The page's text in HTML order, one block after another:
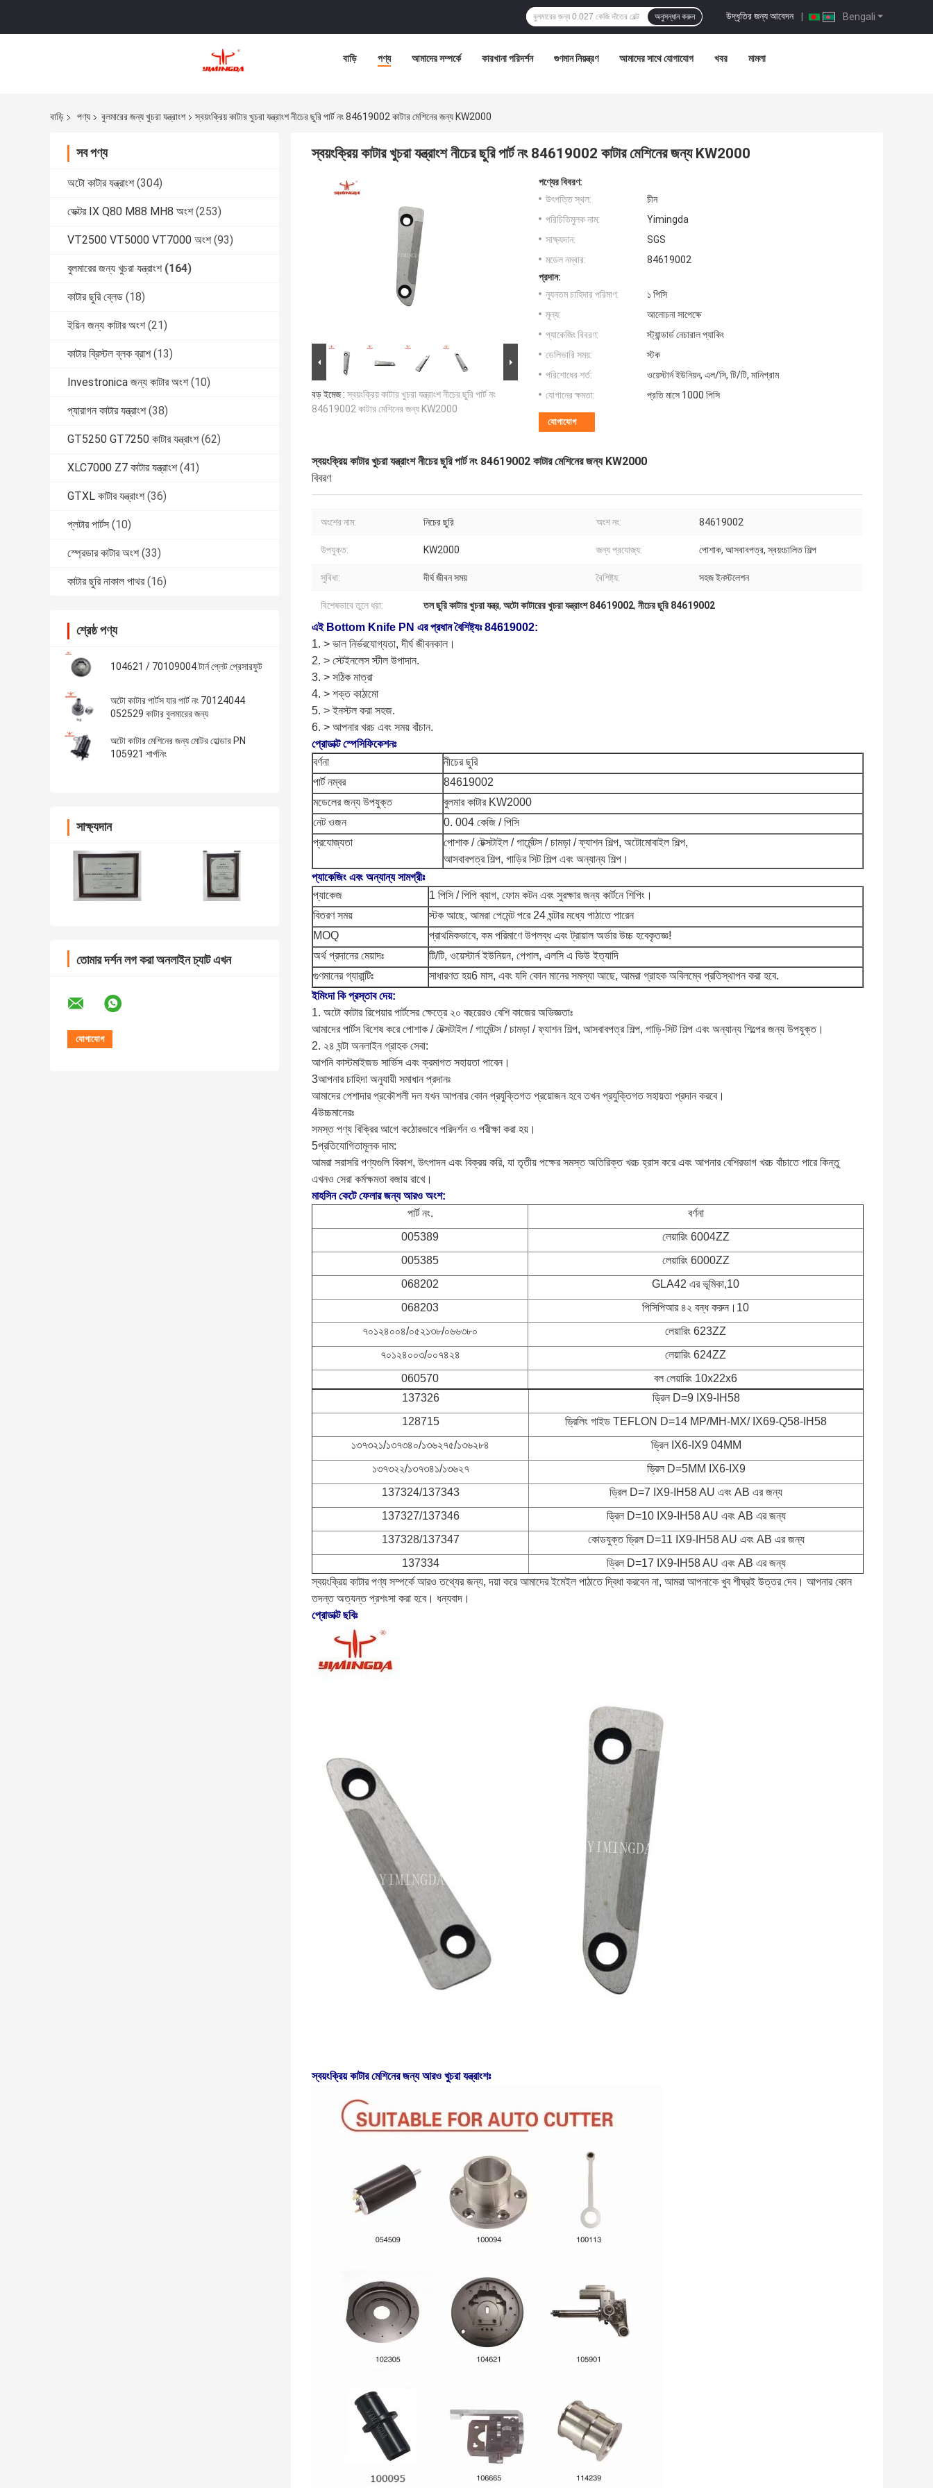
Bengali
উদ্ধৃতির জন্য আবেদন |
অনুসন্ধান করুন
বাড়ি পণ্য আমাদের সম্পর্কে কারখানা পরিদর্শন গুণমান নিয়ন্ত্রণ আমাদের সাথে যোগাযোগ খবর মামলা
বাড়ি পণ্য বুলমারের জন্য খুচরা যন্ত্রাংশ স্বয়ংক্রিয় কাটার খুচরা যন্ত্রাংশ নীচের ছুরি পার্ট নং 84619002 কাটার মেশিনের জন্য KW2000
সব পণ্য
অটো কাটার যন্ত্রাংশ (304)
ভেক্টর IX Q80 M88 MH8 অংশ (253)
VT2500 VT5000 VT7000 অংশ (93)
বুলমারের জন্য খুচরা যন্ত্রাংশ (164)
কাটার ছুরি ব্লেড (18)
ইয়িন জন্য কাটার অংশ (21)
কাটার ব্রিস্টল ব্লক ব্রাশ (13)
Investronica জন্য কাটার অংশ (10)
প্যারাগন কাটার যন্ত্রাংশ (38)
GT5250 GT7250 কাটার যন্ত্রাংশ (62)
XLC7000 Z7 কাটার যন্ত্রাংশ (41)
GTXL কাটার যন্ত্রাংশ (36)
প্লটার পার্টস (10)
স্প্রেডার কাটার অংশ (33)
কাটার ছুরি নাকাল পাথর (16)
শ্রেষ্ঠ পণ্য
104621 / 70109004 টার্ন প্লেট প্রেসারফুট
অটো কাটার পার্টস যার পার্ট নং 70124044
052529 কাটার বুলমারের জন্য
অটো কাটার মেশিনের জন্য মোটর হোল্ডার PN
105921 শার্পনিং
সাক্ষ্যদান
তোমার দর্শন লগ করা অনলাইন চ্যাট এখন
স্বয়ংক্রিয় কাটার খুচরা যন্ত্রাংশ নীচের ছুরি পার্ট নং 84619002 কাটার মেশিনের জন্য KW2000
বড় ইমেজ : স্বয়ংক্রিয় কাটার খুচরা যন্ত্রাংশ নীচের ছুরি পার্ট নং
84619002 কাটার মেশিনের জন্য KW2000
পণ্যের বিবরণ:
উৎপত্তি স্থল:
চীন
পরিচিতিমুলক নাম:
Yimingda
সাক্ষ্যদান:
SGS
মডেল নম্বার:
84619002
প্রদান:
ন্যূনতম চাহিদার পরিমাণ:
১ পিসি
মূল্য:
আলোচনা সাপেক্ষে
প্যাকেজিং বিবরণ:
স্ট্যান্ডার্ড নেচারাল প্যাকিং
ডেলিভারি সময়:
স্টক
পরিশোধের শর্ত:
ওয়েস্টার্ন ইউনিয়ন, এল/সি, টি/টি, মানিগ্রাম
যোগানের ক্ষমতা:
প্রতি মাসে 1000 পিসি
যোগাযোগ
স্বয়ংক্রিয় কাটার খুচরা যন্ত্রাংশ নীচের ছুরি পার্ট নং 84619002 কাটার মেশিনের জন্য KW2000
বিবরণ
অংশের নাম: নিচের ছুরি অংশ নং: 84619002
উপযুক্ত: KW2000 জন্য প্রযোজ্য: পোশাক, আসবাবপত্র, স্বয়ংচালিত শিল্প
সুবিধা: দীর্ঘ জীবন সময় বৈশিষ্ট্য: সহজ ইনস্টলেশন
বিশেষভাবে তুলে ধরা: তল ছুরি কাটার খুচরা যন্ত্র, অটো কাটারের খুচরা যন্ত্রাংশ 84619002, নীচের ছুরি 84619002
এই Bottom Knife PN এর প্রধান বৈশিষ্ট্যঃ 84619002:
1. > ভাল নির্ভরযোগ্যতা, দীর্ঘ জীবনকাল।
2. > স্টেইনলেস স্টীল উপাদান.
3. > সঠিক মাত্রা
4. > শক্ত কাঠামো
5. > ইনস্টল করা সহজ.
6. > আপনার খরচ এবং সময় বাঁচান.
প্রোডাক্ট স্পেসিফিকেশনঃ
বর্ণনা
নীচের ছুরি
পার্ট নম্বর
84619002
মডেলের জন্য উপযুক্ত
বুলমার কাটার KW2000
নেট ওজন
0. 004 কেজি / পিসি
প্রযোজ্যতা
পোশাক / টেক্সটাইল / গার্মেন্টস / চামড়া / ফ্যাশন শিল্প, অটোমোবাইল শিল্প,
আসবাবপত্র শিল্প, গাড়ির সিট শিল্প এবং অন্যান্য শিল্প।
প্যাকেজিং এবং অন্যান্য সামগ্রীঃ
প্যাকেজ
1 পিসি / পিপি ব্যাগ, ফোম কটন এবং সুরক্ষার জন্য কার্টনে শিপিং।
বিতরণ সময়
স্টক আছে, আমরা পেমেন্ট পরে 24 ঘন্টার মধ্যে পাঠাতে পারেন
MOQ
প্রাথমিকভাবে, কম পরিমাণে উপলব্ধ এবং ট্রায়াল অর্ডার উচ্চ হবেকৃতজ্ঞ!
অর্থ প্রদানের মেয়াদঃ
টি/টি, ওয়েস্টার্ন ইউনিয়ন, পেপাল, এলসি এ ভিউ ইত্যাদি
গুণমানের গ্যারান্টিঃ
সাধারণত হয়6 মাস, এবং যদি কোন মানের সমস্যা আছে, আমরা গ্রাহক অবিলম্বে প্রতিস্থাপন করা হবে.
ইমিংদা কি প্রস্তাব দেয়:
1. অটো কাটার রিপেয়ার পার্টসের ক্ষেত্রে ২০ বছরেরও বেশি কাজের অভিজ্ঞতাঃ
আমাদের পার্টস বিশেষ করে পোশাক / টেক্সটাইল / গার্মেন্টস / চামড়া / ফ্যাশন শিল্প, আসবাবপত্র শিল্প, গাড়ি-সিট শিল্প এবং অন্যান্য শিল্পের জন্য উপযুক্ত।
2. ২৪ ঘন্টা অনলাইন গ্রাহক সেবা:
আপনি কাস্টমাইজড সার্ভিস এবং ক্রমাগত সহায়তা পাবেন।
3আপনার চাহিদা অনুযায়ী সমাধান প্রদানঃ
আমাদের পেশাদার প্রকৌশলী দল যখন আপনার কোন প্রযুক্তিগত প্রয়োজন হবে তখন প্রযুক্তিগত সহায়তা প্রদান করবে।
4উচ্চমানেরঃ
সমস্ত পণ্য বিক্রির আগে কঠোরভাবে পরিদর্শন ও পরীক্ষা করা হয়।
5প্রতিযোগিতামূলক দাম:
আমরা সরাসরি পণ্যগুলি বিকাশ, উৎপাদন এবং বিক্রয় করি, যা তৃতীয় পক্ষের সমস্ত অতিরিক্ত খরচ হ্রাস করে এবং আপনার বেশিরভাগ খরচ বাঁচাতে পারে কিন্তু
এখনও সেরা কর্মক্ষমতা বজায় রাখে।
মাহসিন কেটে ফেলার জন্য আরও অংশ:
পার্ট নং.
বর্ণনা
005389
লেয়ারিং 6004ZZ
005385
লেয়ারিং 6000ZZ
068202
GLA42 এর ভূমিকা,10
068203
পিসিপিআর ৪২ বন্ধ করুন।10
৭০১২৪০০৪/০৫২১৩৮/০৬৬৩৮০
লেয়ারিং 623ZZ
৭০১২৪০০৩/০০৭৪২৪
লেয়ারিং 624ZZ
060570
বল লেয়ারিং 10x22x6
137326
ড্রিল D=9 IX9-IH58
128715
ড্রিলিং গাইড TEFLON D=14 MP/MH-MX/ IX69-Q58-IH58
১৩৭৩২১/১৩৭৩৪০/১৩৬২৭৫/১৩৬২৮৪
ড্রিল IX6-IX9 04MM
১৩৭৩২২/১৩৭৩৪১/১৩৬২৭
ড্রিল D=5MM IX6-IX9
137324/137343
ড্রিল D=7 IX9-IH58 AU এবং AB এর জন্য
137327/137346
ড্রিল D=10 IX9-IH58 AU এবং AB এর জন্য
137328/137347
কোডযুক্ত ড্রিল D=11 IX9-IH58 AU এবং AB এর জন্য
137334
ড্রিল D=17 IX9-IH58 AU এবং AB এর জন্য
স্বয়ংক্রিয় কাটার পণ্য সম্পর্কে আরও তথ্যের জন্য, দয়া করে আমাদের ইমেইল পাঠাতে দ্বিধা করবেন না, আমরা আপনাকে খুব শীঘ্রই উত্তর দেব। আপনার কোন
তদন্ত অত্যন্ত প্রশংসা করা হবে। ধন্যবাদ।
প্রোডাক্ট ছবিঃ
স্বয়ংক্রিয় কাটার মেশিনের জন্য আরও খুচরা যন্ত্রাংশঃ